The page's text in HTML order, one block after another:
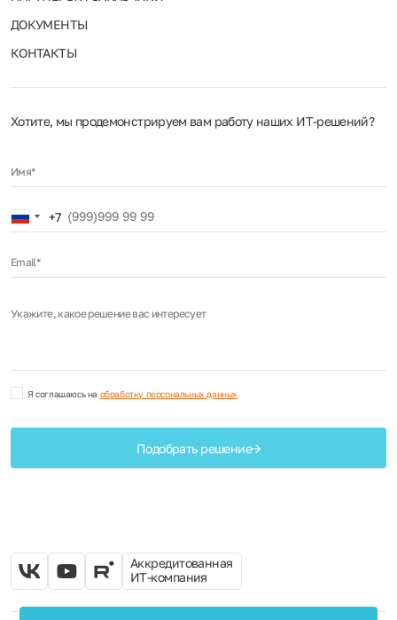
ДОКУМЕНТЫ
КОНТАКТЫ
Хотите, мы продемонстрируем вам работу наших ИТ‑решений?
Имя*
Russia
+7
+7
Email*
Укажите, какое решение вас интересует
Я соглашаюсь на обработку персональных данных
Подобрать решение
Аккредитованная
ИТ-компания